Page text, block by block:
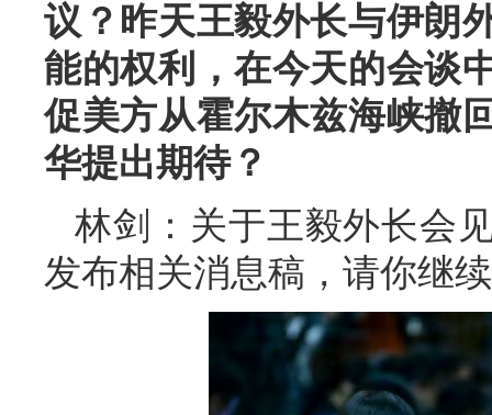
议？昨天王毅外长与伊朗
能的权利，在今天的会谈
促美方从霍尔木兹海峡撤
华提出期待？
林剑：关于王毅外长会
发布相关消息稿，请你继